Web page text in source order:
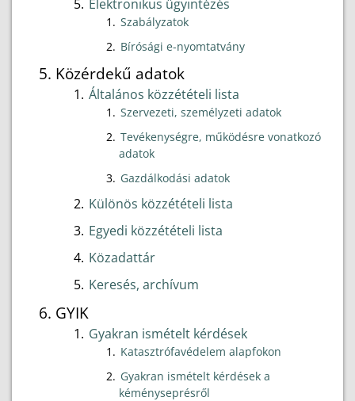
Elektronikus ügyintézés
Szabályzatok
Bírósági e-nyomtatvány
Közérdekű adatok
Általános közzétételi lista
Szervezeti, személyzeti adatok
Tevékenységre, működésre vonatkozó
adatok
Gazdálkodási adatok
Különös közzétételi lista
Egyedi közzétételi lista
Közadattár
Keresés, archívum
GYIK
Gyakran ismételt kérdések
Katasztrófavédelem alapfokon
Gyakran ismételt kérdések a
kéményseprésről